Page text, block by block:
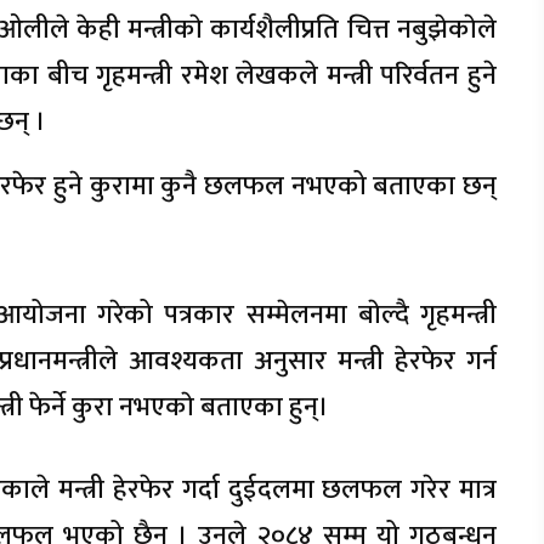
ओलीले केही मन्त्रीकाे कार्यशैलीप्रति चित्त नबुझेकाेले
बीच गृहमन्त्री रमेश लेखकले मन्त्री परिर्वतन हुने
।
हुने कुरामा कुनै छलफल नभएको बताएका छन्
गरेको पत्रकार सम्मेलनमा बाेल्दै गृहमन्त्री
आवश्यकता अनुसार मन्त्री हेरफेर गर्न
फेर्ने कुरा नभएकाे बताएका हुन्।
मन्त्री हेरफेर गर्दा दुईदलमा छलफल गरेर मात्र